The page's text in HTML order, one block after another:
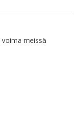
voima meissä